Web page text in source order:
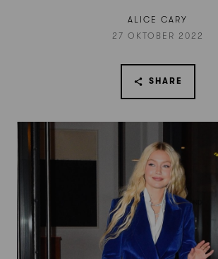
ALICE CARY
27 OKTOBER 2022
SHARE